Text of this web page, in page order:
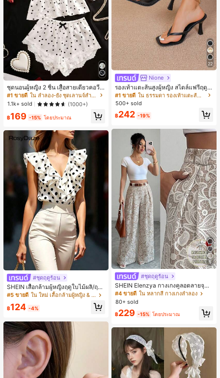
ชุดนอนผู้หญิง 2 ชิ้น เสื้อสายเดี่ยวคอวีลู
กไม้ พร้อมกางเกงขาสั้นแต่งลูกไม้ แต่ง
โบว์ที่เอว ชุดลำลองผู้หญิงนุ่มสบายน่ารั
ก สไตล์เอสเธติก
#1 ขายดี
ใน ลำลอง-ยัง ชุดเลานจ์สำหรับผู้หญิง
1.1k+ sold
(1000+)
฿169 -15% โดยประมาณ
#ชุดฤดูร้อน
SHEIN เสื้อกล้ามผู้หญิงฤดูใบไม้ผลิ/ฤดูร้
อน ใหม่ สไตล์มินิมอลลำลองหรูหรา สีบ
ล็อก ลายจุด คอวี แพตช์เวิร์ก ชายระบา
ย แขนกุด ทรงเข้ารูป อเนกประสงค์, เสื้อ
หญิง, เสื้อเที่ยวพักผ่อนผู้หญิง
#5 ขายดี ใน ใหม่ เสื้อกล้ามผู้หญิง & Camis
฿124 -4%
22
Nione
รองเท้าแตะส้นสูงผู้หญิง สไตล์แฟรี่ฤดูร้
อน ส้นบาง แบบคีบ แต่งสายคาดผม รอ
งเท้าแตะชายหาดสำหรับเที่ยวพักผ่อน
แฟชั่นสายไขว้ สำหรับเดทไนท์
#1 ขายดี
ใน ธรรมดา รองเท้าแตะส้นสูงผู้หญิง
500+ sold
฿242 -19%
5
#ชุดฤดูร้อน
SHEIN Elenzya กางเกงคูลอตลายจุดเ
อวสูงแบบใหม่สำหรับฤดูใบไม้ผลิ/ฤดูร้อ
น, สไตล์หรูหราเหมาะสำหรับใส่ในชีวิต
ประจำวันและทำงาน, ให้ความรู้สึกวินเ
ทจสำหรับฤดูรับปริญญา, เทศกาลดนตร
ี, การแข่งม้าดาร์บี้, วันประกาศอิสรภาพ
#4 ขายดี ใน หลากสี กางเกงลำลอง
80+ sold
฿229 -15% โดยประมาณ